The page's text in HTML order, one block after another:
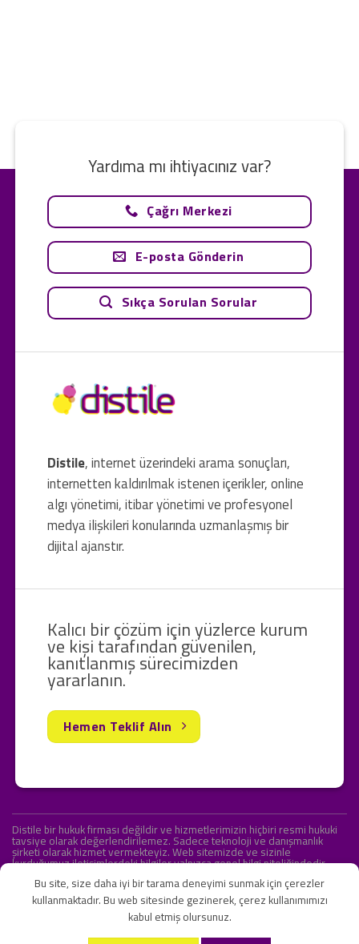
Distile, internet üzerindeki arama sonuçları,
internetten kaldırılmak istenen içerikler, online
algı yönetimi, itibar yönetimi ve profesyonel
medya ilişkileri konularında uzmanlaşmış bir
dijital ajanstır.
Yardıma mı ihtiyacınız var?
Çağrı Merkezi
E-posta Gönderin
Sıkça Sorulan Sorular
Kalıcı bir çözüm için yüzlerce kurum
ve kişi tarafından güvenilen,
kanıtlanmış sürecimizden
yararlanın.
Hemen Teklif Alın
Distile bir hukuk firması değildir ve hizmetlerimizin hiçbiri resmi hukuki
tavsiye olarak değerlendirilemez. Sadece teknoloji ve danışmanlık
şirketi olarak hizmet vermekteyiz. Web sitemizde ve sizinle
kurduğumuz iletişimlerdeki bilgiler yalnızca genel bilgi niteliğindedir.
KVKK ve Gizlilik Sözleşmesi S.S.S. İletişim
Bu site, size daha iyi bir tarama deneyimi sunmak için çerezler
kullanmaktadır. Bu web sitesinde gezinerek, çerez kullanımımızı
kabul etmiş olursunuz.